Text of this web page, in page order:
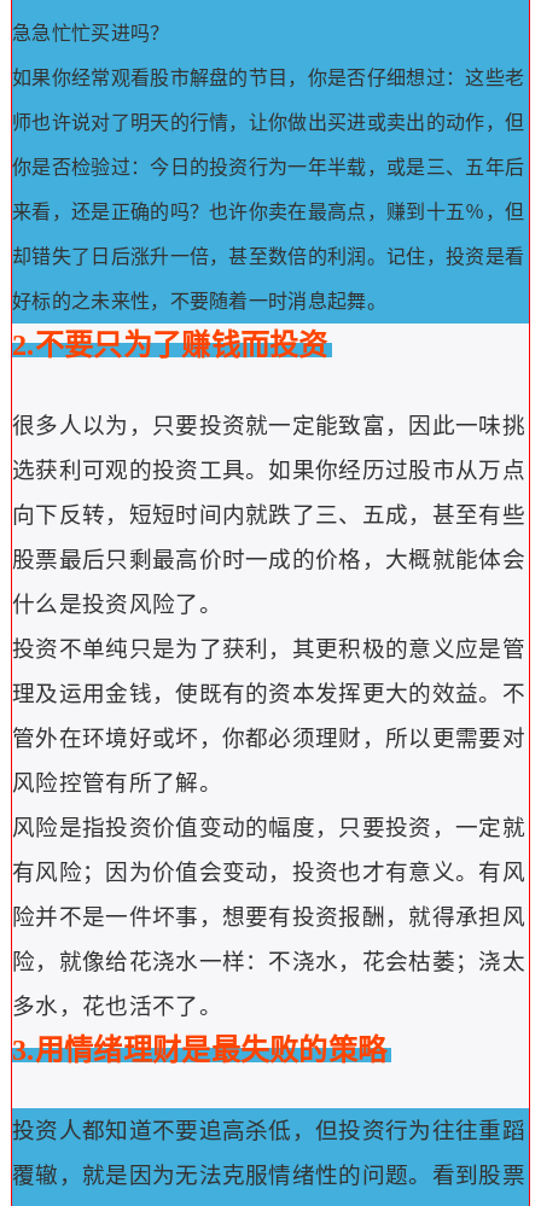
急急忙忙买进吗？
如果你经常观看股市解盘的节目，你是否仔细想过：这些老
师也许说对了明天的行情，让你做出买进或卖出的动作，但
你是否检验过：今日的投资行为一年半载，或是三、五年后
来看，还是正确的吗？也许你卖在最高点，赚到十五％，但
却错失了日后涨升一倍，甚至数倍的利润。记住，投资是看
好标的之未来性，不要随着一时消息起舞。
2.不要只为了赚钱而投资
很多人以为，只要投资就一定能致富，因此一味挑
选获利可观的投资工具。如果你经历过股市从万点
向下反转，短短时间内就跌了三、五成，甚至有些
股票最后只剩最高价时一成的价格，大概就能体会
什么是投资风险了。
投资不单纯只是为了获利，其更积极的意义应是管
理及运用金钱，使既有的资本发挥更大的效益。 不
管外在环境好或坏，你都必须理财，所以更需要对
风险控管有所了解。
风险是指投资价值变动的幅度，只要投资，一定就
有风险；因为价值会变动，投资也才有意义。 有风
险并不是一件坏事，想要有投资报酬，就得承担风
险，就像给花浇水一样：不浇水，花会枯萎；浇太
多水，花也活不了。
3.用情绪理财是最失败的策略
投资人都知道不要追高杀低，但投资行为往往重蹈
覆辙，就是因为无法克服情绪性的问题。 看到股票